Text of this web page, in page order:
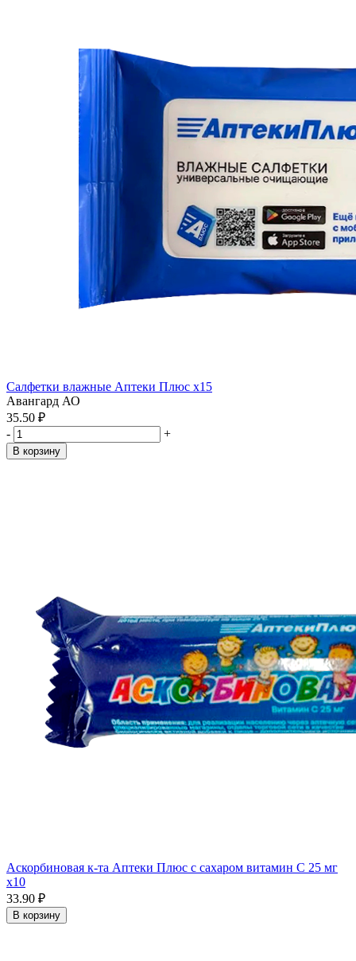
Салфетки влажные Аптеки Плюс x15
Авангард АО
35.50 ₽
-
+
В корзину
Аскорбиновая к-та Аптеки Плюс с сахаром витамин С 25 мг
x10
33.90 ₽
В корзину